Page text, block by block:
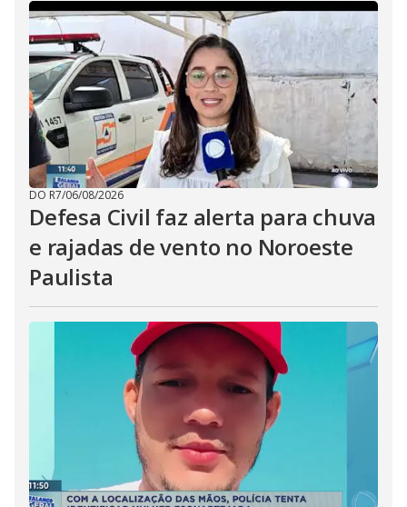
DO R7/06/08/2026
Defesa Civil faz alerta para chuva
e rajadas de vento no Noroeste
Paulista